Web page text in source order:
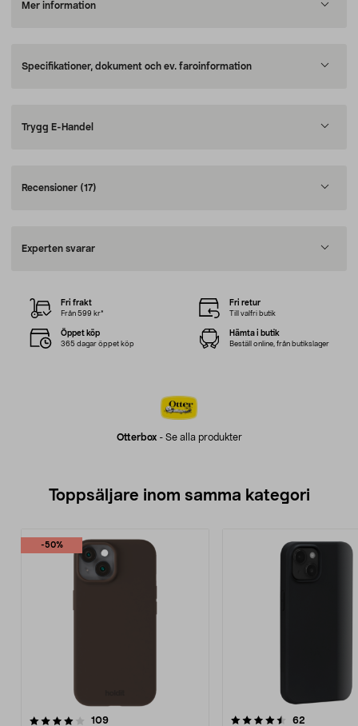
Mer information
Specifikationer, dokument och ev. faroinformation
Trygg E-Handel
Recensioner (17)
Experten svarar
Otterbox- Se alla produkter
Fri frakt
Från 599 kr*
Fri retur
Till valfri butik
Öppet köp
365 dagar öppet köp
Hämta i butik
Beställ online, från butikslager
Toppsäljare inom samma kategori
-50%
109recensioner
4.5 av 5 stjärnor 62
4.5 av 5 stjärnor